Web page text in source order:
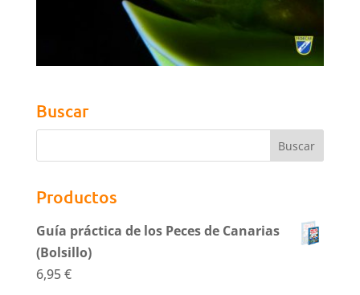
Buscar
Productos
Guía práctica de los Peces de Canarias
(Bolsillo)
6,95€